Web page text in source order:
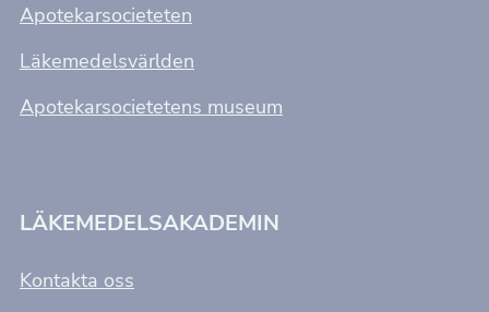
Apotekarsocieteten
Läkemedelsvärlden
Apotekarsocietetens museum
LÄKEMEDELSAKADEMIN
Kontakta oss